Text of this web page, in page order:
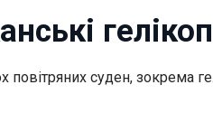
повітряних суден, зокрема